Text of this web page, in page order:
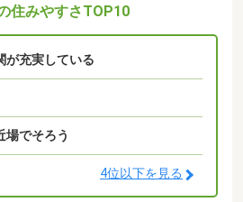
住みやすさTOP10
が充実している
場でそろう
4位以下を見る